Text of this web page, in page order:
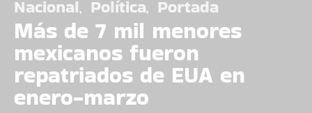
Nacional Política Portada
Más de 7 mil menores
mexicanos fueron
repatriados de EUA en
enero-marzo